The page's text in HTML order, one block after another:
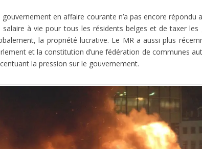
gouvernement en affaire courante n’a pas encore répondu
salaire à vie pour tous les résidents belges et de taxer les
la propriété lucrative. Le MR a aussi plus
et la constitution d’une fédération de communes
la pression sur le gouvernement.